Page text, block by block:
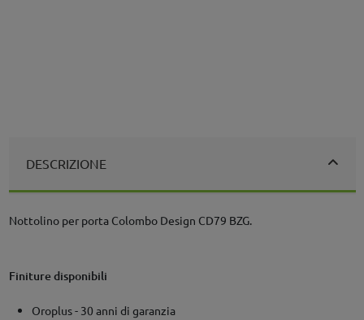
DESCRIZIONE
Nottolino per porta Colombo Design CD79 BZG.
Finiture disponibili
Oroplus - 30 anni di garanzia